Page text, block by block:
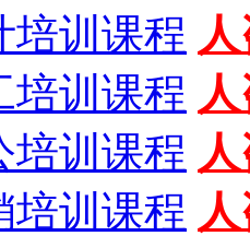
培训课程
培训课程
培训课程
培训课程